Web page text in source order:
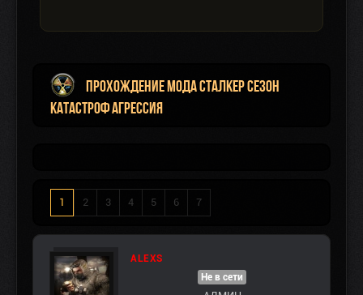
Прохождение мода Сталкер Сезон
катастроф Агрессия
1 2 3 4 5 6 7
ALEXS
Не в сети